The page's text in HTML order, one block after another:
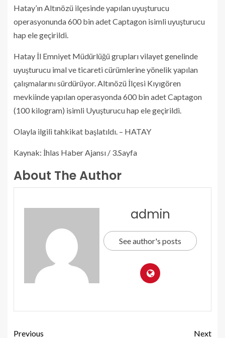
Hatay’ın Altınözü ilçesinde yapılan uyuşturucu
operasyonunda 600 bin adet Captagon isimli uyuşturucu
hap ele geçirildi.
Hatay İl Emniyet Müdürlüğü grupları vilayet genelinde
uyuşturucu imal ve ticareti cürümlerine yönelik yapılan
çalışmalarını sürdürüyor. Altınözü İlçesi Kıyıgören
mevkiinde yapılan operasyonda 600 bin adet Captagon
(100 kilogram) isimli Uyuşturucu hap ele geçirildi.
Olayla ilgili tahkikat başlatıldı. – HATAY
Kaynak: İhlas Haber Ajansı / 3.Sayfa
About The Author
admin
See author's posts
Previous
Next